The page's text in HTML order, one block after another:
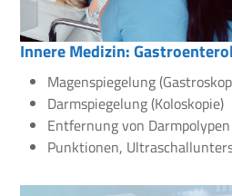
Innere Medizin:
Magenspiegelung
Darmspiegelung (Koloskopie)
Entfernung von
Punktionen,